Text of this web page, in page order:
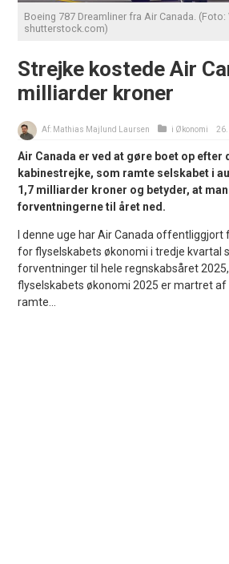
Boeing 787 Dreamliner fra Air Canada.
shutterstock.com)
Strejke kostede Air
milliarder kroner
Af: Mathias Majlund Laursen i Økonomi
Air Canada er ved at gøre boet op efter
kabinestrejke, som ramte selskabet i
1,7 milliarder kroner og betyder, at
forventningerne til året ned.
I denne uge har Air Canada
for flyselskabets økonomi i tredje kvartal
forventninger til hele regnskabsåret
flyselskabets økonomi 2025 er martret af
ramte...